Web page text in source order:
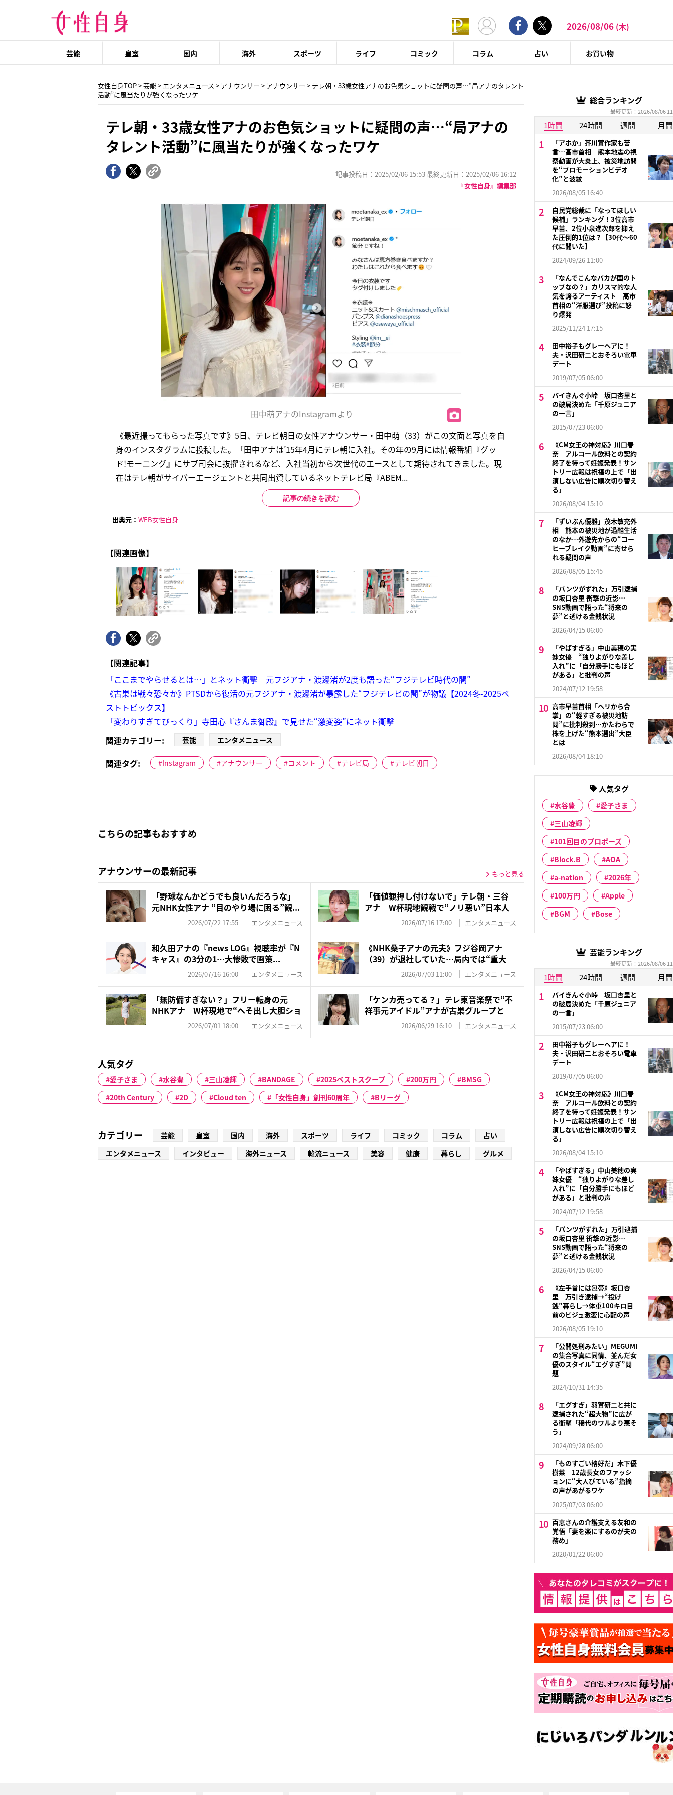
2026/08/06 (木)
芸能 皇室 国内 海外 スポーツ ライフ コミック コラム 占い お買い物
女性自身TOP>芸能> エンタメニュース > アナウンサー > アナウンサー > テレ朝・33歳女性アナのお色気ショットに疑問の声…“局アナのタレント
活動”に風当たりが強くなったワケ
テレ朝・33歳女性アナのお色気ショットに疑問の声…“局アナの
タレント活動”に風当たりが強くなったワケ
記事投稿日：2025/02/06 15:53 最終更新日：2025/02/06 16:12
『女性自身』編集部
田中萌アナのInstagramより
《最近撮ってもらった写真です》5日、テレビ朝日の女性アナウンサー・田中萌（33）がこの文面と写真を自
身のインスタグラムに投稿した。「田中アナは’15年4月にテレ朝に入社。その年の9月には情報番組『グッ
ド!モーニング』にサブ司会に抜擢されるなど、入社当初から次世代のエースとして期待されてきました。現
在はテレ朝がサイバーエージェントと共同出資しているネットテレビ局『ABEM...
記事の続きを読む
出典元： WEB女性自身
【関連画像】
【関連記事】
「ここまでやらせるとは…」とネット衝撃 元フジアナ・渡邊渚が2度も語った“フジテレビ時代の闇”
《古巣は戦々恐々か》PTSDから復活の元フジアナ・渡邊渚が暴露した“フジテレビの闇”が物議【2024冬-2025ベ
ストトピックス】
「変わりすぎてびっくり」寺田心『さんま御殿』で見せた“激変姿”にネット衝撃
関連カテゴリー:
芸能 エンタメニュース
関連タグ: Instagram アナウンサー コメント テレビ局 テレビ朝日
こちらの記事もおすすめ
アナウンサーの最新記事 もっと見る
「野球なんかどうでも良いんだろうな」
元NHK女性アナ “目のやり場に困る”観...
2026/07/22 17:55 エンタメニュース
「価値観押し付けないで」テレ朝・三谷
アナ W杯現地観戦で“ノリ悪い”日本人
2026/07/16 17:00 エンタメニュース
和久田アナの『news LOG』視聴率が『N
キャス』の3分の1…大惨敗で画策...
2026/07/16 16:00 エンタメニュース
《NHK桑子アナの元夫》フジ谷岡アナ
（39）が退社していた…局内では“重大
2026/07/03 11:00 エンタメニュース
「無防備すぎない？」フリー転身の元
NHKアナ W杯現地で“へそ出し大胆ショ
2026/07/01 18:00 エンタメニュース
「ケンカ売ってる？」テレ東音楽祭で“不
祥事元アイドル”アナが古巣グループと
2026/06/29 16:10 エンタメニュース
人気タグ
愛子さま 水谷豊 三山凌輝 BANDAGE 2025ベストスクープ 200万円
BMSG
20th Century
2D Cloud ten 「女性自身」創刊60周年 Bリーグ
カテゴリー 芸能 皇室 国内 海外 スポーツ ライフ コミック コラム
占い
エンタメニュース
インタビュー 海外ニュース 韓流ニュース 美容 健康 暮らし グルメ
総合ランキング
最終更新：2026/08/06
1時間 24時間 週間 月間
「アホか」芥川賞作家も苦
言…高市首相 熊本地震の視
察動画が大炎上、被災地訪問
を“プロモーションビデオ
化”と波紋
2026/08/05 16:40
自民党総裁に「なってほしい
候補」ランキング！3位高市
早苗、2位小泉進次郎を抑え
た圧倒的1位は？【30代〜60
代に聞いた】
2024/09/26 11:00
「なんでこんなバカが国のト
ップなの？」カリスマ的な人
気を誇るアーティスト 高市
首相の“洋服選び”投稿に怒
り爆発
2025/11/24 17:15
田中裕子もグレーヘアに！
夫・沢田研二とおそろい電車
デート
2019/07/05 06:00
バイきんぐ小峠 坂口杏里と
の破局決めた「千原ジュニア
の一言」
2015/07/23 06:00
《CM女王の神対応》川口春
奈 アルコール飲料との契約
終了を待って妊娠発表！サン
トリー広報は祝福の上で「出
演しない広告に順次切り替え
る」
2026/08/04 15:10
「ずいぶん優雅」茂木敏充外
相 熊本の被災地が過酷生活
のなか…外遊先からの“コー
ヒーブレイク動画”に寄せら
れる疑問の声
2026/08/05 15:45
「パンツがずれた」万引逮捕
の坂口杏里 衝撃の近影…
SNS動画で語った“将来の
夢”と透ける金銭状況
2026/04/15 06:00
「やばすぎる」中山美穂の実
妹女優 “独りよがりな差し
入れ”に「自分勝手にもほど
がある」と批判の声
2024/07/12 19:58
高市早苗首相「ヘリから合
掌」の“軽すぎる被災地訪
問”に批判殺到…かたわらで
株を上げた“熊本選出”大臣
とは
2026/08/04 18:10
人気タグ
水谷豊
愛子さま
三山凌輝
101回目のプロポーズ
Block.B
AOA
a-nation
2026年
100万円
Apple
BGM
Bose
芸能ランキング
最終更新：2026/08/06
1時間 24時間 週間 月間
バイきんぐ小峠 坂口杏里と
の破局決めた「千原ジュニア
の一言」
2015/07/23 06:00
田中裕子もグレーヘアに！
夫・沢田研二とおそろい電車
デート
2019/07/05 06:00
《CM女王の神対応》川口春
奈 アルコール飲料との契約
終了を待って妊娠発表！サン
トリー広報は祝福の上で「出
演しない広告に順次切り替え
る」
2026/08/04 15:10
「やばすぎる」中山美穂の実
妹女優 “独りよがりな差し
入れ”に「自分勝手にもほど
がある」と批判の声
2024/07/12 19:58
「パンツがずれた」万引逮捕
の坂口杏里 衝撃の近影…
SNS動画で語った“将来の
夢”と透ける金銭状況
2026/04/15 06:00
《左手首には包帯》坂口杏
里 万引き逮捕→“投げ
銭”暮らし→体重100キロ目
前のビジュ激変に心配の声
2026/08/05 19:10
「公開処刑みたい」MEGUMI
の集合写真に同情、並んだ女
優のスタイル“エグすぎ”問
題
2024/10/31 14:35
「エグすぎ」羽賀研二と共に
逮捕された“超大物”に広が
る衝撃「稀代のワルより悪そ
う」
2024/09/28 06:00
「ものすごい格好だ」木下優
樹菜 12歳長女のファッシ
ョンに“大人びている”指摘
の声があがるワケ
2025/07/03 06:00
百恵さんの介護支える友和の
覚悟「妻を楽にするのが夫の
務め」
2020/01/22 06:00